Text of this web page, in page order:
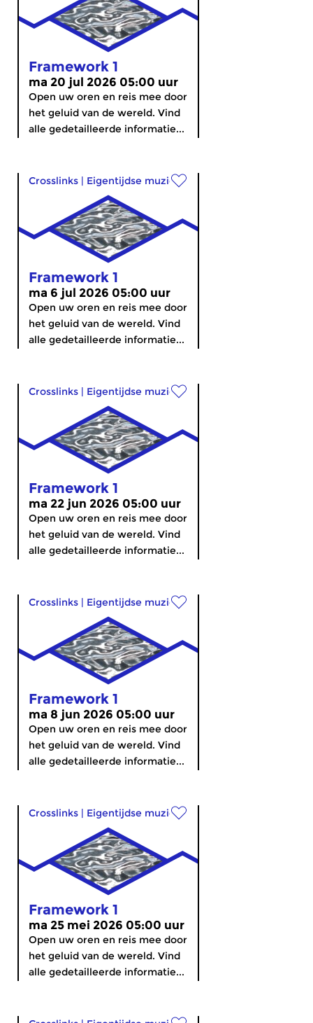
Framework 1
ma 20 jul 2026 05:00 uur
Open uw oren en reis mee door
het geluid van de wereld. Vind
alle gedetailleerde informatie...
Crosslinks | Eigentijdse muziek
Framework 1
ma 6 jul 2026 05:00 uur
Open uw oren en reis mee door
het geluid van de wereld. Vind
alle gedetailleerde informatie...
Crosslinks | Eigentijdse muziek
Framework 1
ma 22 jun 2026 05:00 uur
Open uw oren en reis mee door
het geluid van de wereld. Vind
alle gedetailleerde informatie...
Crosslinks | Eigentijdse muziek
Framework 1
ma 8 jun 2026 05:00 uur
Open uw oren en reis mee door
het geluid van de wereld. Vind
alle gedetailleerde informatie...
Crosslinks | Eigentijdse muziek
Framework 1
ma 25 mei 2026 05:00 uur
Open uw oren en reis mee door
het geluid van de wereld. Vind
alle gedetailleerde informatie...